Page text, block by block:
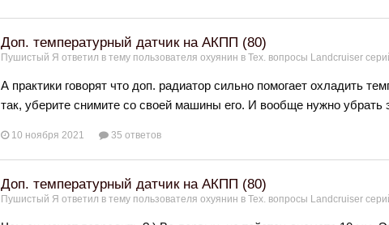
Доп. температурный датчик на АКПП (80)
Пушистый Я ответил в тему пользователя охуянин в Тех. вопросы Landcruiser
А практики говорят что доп. радиатор сильно помогает охладить
так, уберите снимите со своей машины его. И вообще нужно убрать
10 ноября 2021 35 ответов
Доп. температурный датчик на АКПП (80)
Пушистый Я ответил в тему пользователя охуянин в Тех. вопросы Landcruiser